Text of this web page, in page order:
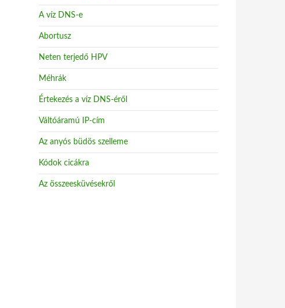
A víz DNS-e
Abortusz
Neten terjedő HPV
Méhrák
Értekezés a víz DNS-éről
Váltóáramú IP-cím
Az anyós büdös szelleme
Kódok cicákra
Az összeesküvésekről